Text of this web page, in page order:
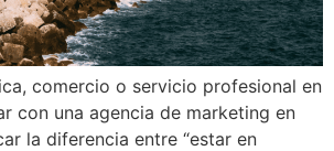
comercio o servicio profesional en
con una agencia de marketing en
la diferencia entre “estar en